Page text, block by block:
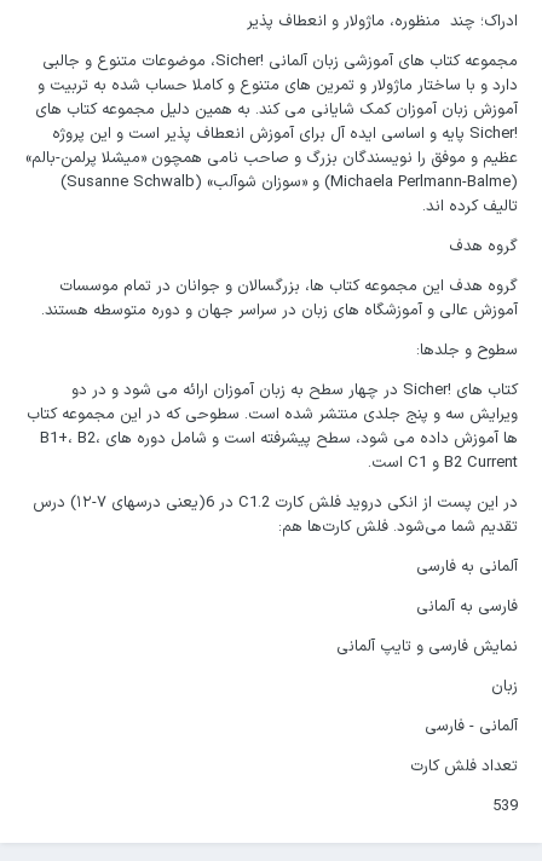
ادراک؛ چند منظوره، ماژولار و انعطاف پذیر
مجموعه کتاب های آموزشی زبان آلمانی !Sicher، موضوعات متنوع و جالبی
دارد و با ساختار ماژولار و تمرین های متنوع و کاملا حساب شده به تربیت و
آموزش زبان آموزان کمک شایانی می کند. به همین دلیل مجموعه کتاب های
!Sicher پایه و اساسی ایده آل برای آموزش انعطاف پذیر است و این پروژه
عظیم و موفق را نویسندگان بزرگ و صاحب نامی همچون «میشلا پرلمن-بالم»
(Michaela Perlmann-Balme) و «سوزان شوآلب» (Susanne Schwalb)
تالیف کرده اند.
گروه هدف
گروه هدف این مجموعه کتاب ها، بزرگسالان و جوانان در تمام موسسات
آموزش عالی و آموزشگاه های زبان در سراسر جهان و دوره متوسطه هستند.
سطوح و جلدها:
کتاب های !Sicher در چهار سطح به زبان آموزان ارائه می شود و در دو
ویرایش سه و پنج جلدی منتشر شده است. سطوحی که در این مجموعه کتاب
ها آموزش داده می شود، سطح پیشرفته است و شامل دوره های B1+، B2،
B2 Current و C1 است.
در این پست از انکی دروید فلش کارت C1.2 در 6(یعنی درسهای ۷-۱۲) درس
تقدیم شما می‌شود. فلش کارت‌ها هم:
آلمانی به فارسی
فارسی به آلمانی
نمایش فارسی و تایپ آلمانی
زبان
آلمانی - فارسی
تعداد فلش کارت
539